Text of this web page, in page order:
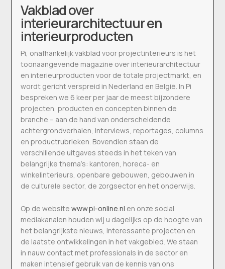
Vakblad over
interieurarchitectuur en
interieurproducten
Pi, onafhankelijk vakblad voor projectinterieurs is het
toonaangevende magazine over interieurarchitectuur
en interieurproducten voor de totale projectmarkt, en
wordt gericht verspreid in Nederland en België. In Pi
bespreken we 6 keer per jaar de meest bijzondere
projecten, producten en concepten binnen de
branche – aan de hand van onderscheidende
achtergrondverhalen, interviews, reportages, columns
en productrubrieken. Bovendien staan de
verschillende uitgaves steeds in het teken van
belangrijke thema’s: kantoren, horeca- en
winkelinterieurs, openbare gebouwen, gebouwen in
de culturele sector, de zorgsector en het onderwijs.
Op de websitewww.pi-online.nl en onze social
mediakanalen houden wij u dagelijks op de hoogte van
het belangrijkste nieuws, interessante projecten en
de laatste ontwikkelingen in het vakgebied. We staan
in nauw contact met professionals in de sector en
maken intensief gebruik van de kennis van ons